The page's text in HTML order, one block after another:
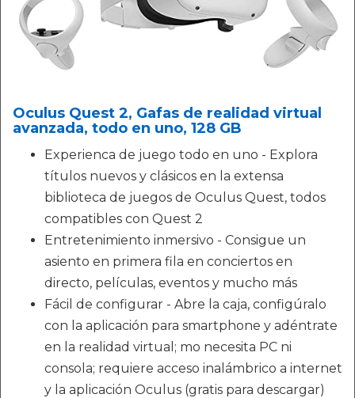
Oculus Quest 2, Gafas de realidad virtual
avanzada, todo en uno, 128 GB
Experienca de juego todo en uno - Explora
títulos nuevos y clásicos en la extensa
biblioteca de juegos de Oculus Quest, todos
compatibles con Quest 2
Entretenimiento inmersivo - Consigue un
asiento en primera fila en conciertos en
directo, películas, eventos y mucho más
Fácil de configurar - Abre la caja, configúralo
con la aplicación para smartphone y adéntrate
en la realidad virtual; mo necesita PC ni
consola; requiere acceso inalámbrico a internet
y la aplicación Oculus (gratis para descargar)